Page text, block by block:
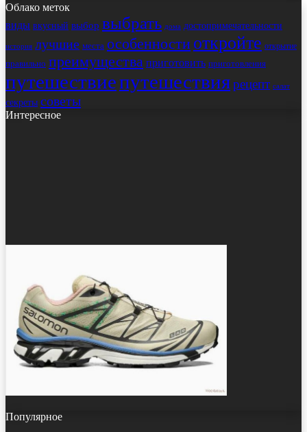
Облако меток
виды вкусный выбор выбрать дома достопримечательности
история лучшие места особенности откройте открытие
правильно преимущества приготовить приготовления
путешествиепутешествиярецепт салат
секреты советы
Интересное
Популярное